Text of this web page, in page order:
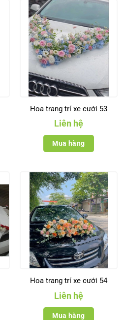
Hoa trang trí xe cưới 53
Liên hệ
Mua hàng
Hoa trang trí xe cưới 54
Liên hệ
Mua hàng